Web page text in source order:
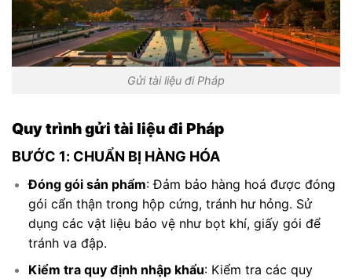
Gửi tài liệu đi Pháp
Quy trình gửi tài liệu đi Pháp
BƯỚC 1: CHUẨN BỊ HÀNG HÓA
Đóng gói sản phẩm: Đảm bảo hàng hoá được đóng
gói cẩn thận trong hộp cứng, tránh hư hỏng. Sử
dụng các vật liệu bảo vệ như bọt khí, giấy gói để
tránh va đập.
Kiểm tra quy định nhập khẩu: Kiểm tra các quy